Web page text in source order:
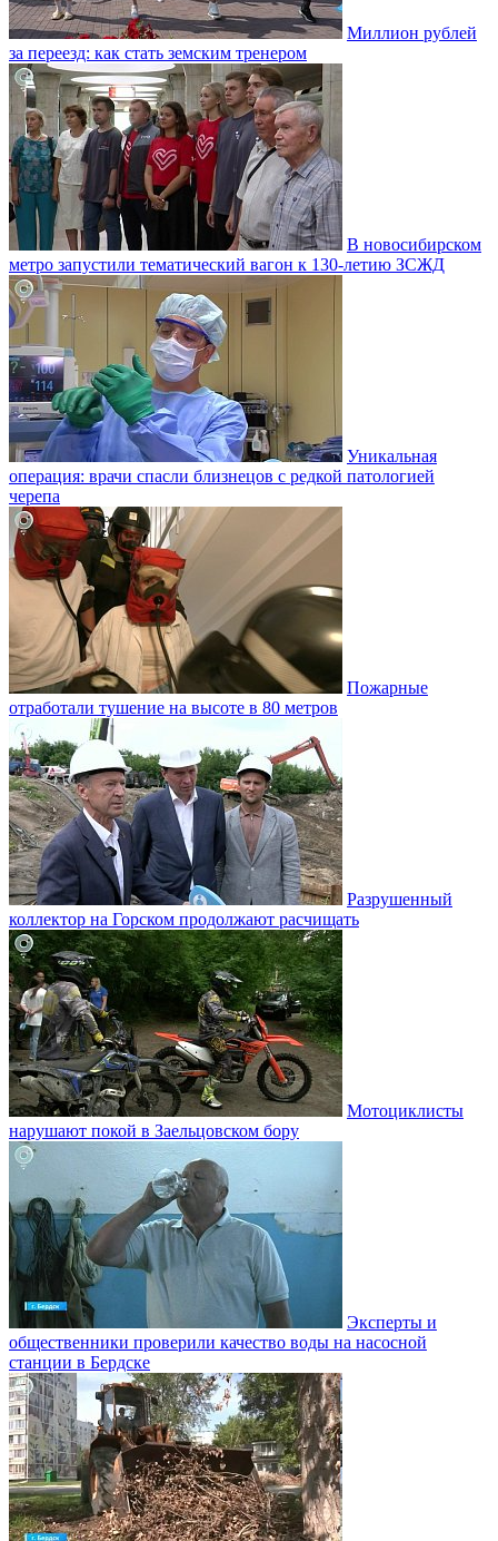
Миллион рублей
за переезд: как стать земским тренером
В новосибирском
метро запустили тематический вагон к 130-летию ЗСЖД
Уникальная
операция: врачи спасли близнецов с редкой патологией
черепа
Пожарные
отработали тушение на высоте в 80 метров
Разрушенный
коллектор на Горском продолжают расчищать
Мотоциклисты
нарушают покой в Заельцовском бору
Эксперты и
общественники проверили качество воды на насосной
станции в Бердске